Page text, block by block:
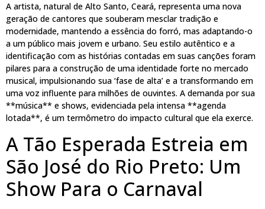
A artista, natural de Alto Santo, Ceará, representa uma nova
geração de cantores que souberam mesclar tradição e
modernidade, mantendo a essência do forró, mas adaptando-o
a um público mais jovem e urbano. Seu estilo autêntico e a
identificação com as histórias contadas em suas canções foram
pilares para a construção de uma identidade forte no mercado
musical, impulsionando sua ‘fase de alta’ e a transformando em
uma voz influente para milhões de ouvintes. A demanda por sua
**música** e shows, evidenciada pela intensa **agenda
lotada**, é um termômetro do impacto cultural que ela exerce.
A Tão Esperada Estreia em
São José do Rio Preto: Um
Show Para o Carnaval